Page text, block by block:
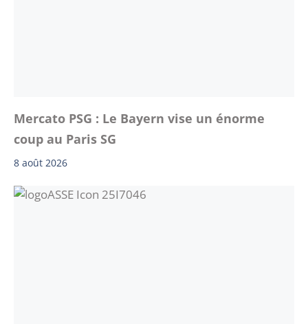
Mercato PSG : Le Bayern vise un énorme
coup au Paris SG
8 août 2026